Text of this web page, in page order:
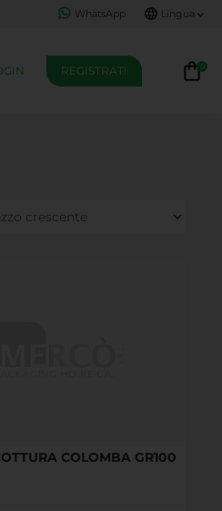
WhatsApp Lingua
REGISTRATI 0
COLOMBA GR100